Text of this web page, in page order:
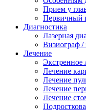
Прием у
Первичный
Диагностика
Лазерная
Визиограф /
Лечение
Экстренное
Лечение
Лечение
Лечение
Лечение